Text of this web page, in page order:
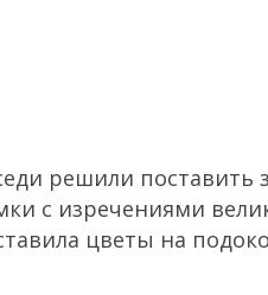
решили поставить
с изречениями
цветы на